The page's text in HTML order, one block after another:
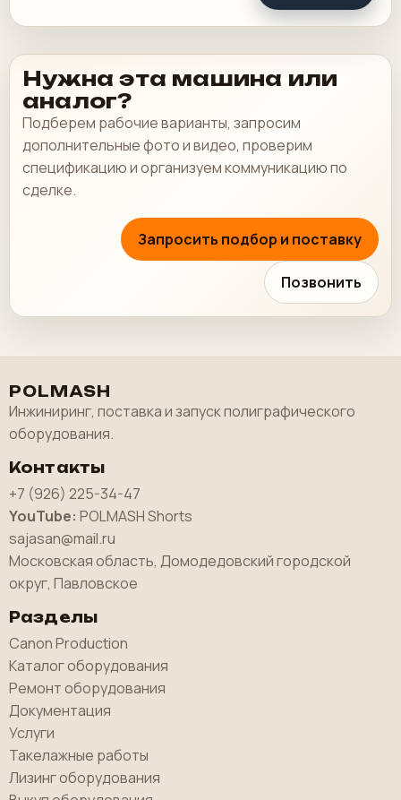
Нужна эта машина или
аналог?
Подберем рабочие варианты, запросим
дополнительные фото и видео, проверим
спецификацию и организуем коммуникацию по
сделке.
Запросить подбор и поставку
Позвонить
POLMASH
Инжиниринг, поставка и запуск полиграфического
оборудования.
Контакты
+7 (926) 225-34-47
YouTube: POLMASH Shorts
sajasan@mail.ru
Московская область, Домодедовский городской
округ, Павловское
Разделы
Canon Production
Каталог оборудования
Ремонт оборудования
Документация
Услуги
Такелажные работы
Лизинг оборудования